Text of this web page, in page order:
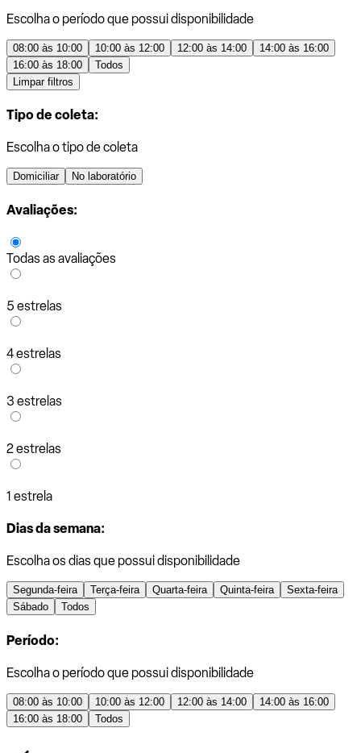
Escolha o período que possui disponibilidade
08:00 às 10:00 10:00 às 12:00 12:00 às 14:00
14:00 às 16:00
16:00 às 18:00
Todos
Limpar filtros
Tipo de coleta:
Escolha o tipo de coleta
Domiciliar No laboratório
Avaliações:
Todas as avaliações
5 estrelas
4 estrelas
3 estrelas
2 estrelas
1 estrela
Dias da semana:
Escolha os dias que possui disponibilidade
Segunda-feira Terça-feira Quarta-feira Quinta-feira
Sexta-feira
Sábado
Todos
Período:
Escolha o período que possui disponibilidade
08:00 às 10:00 10:00 às 12:00 12:00 às 14:00
14:00 às 16:00
16:00 às 18:00
Todos